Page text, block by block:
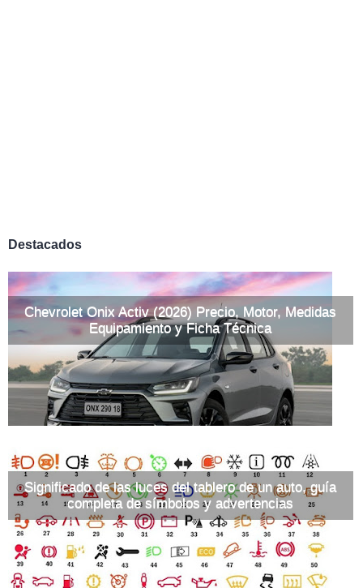
Destacados
Chevrolet Onix Activ (2026) Precio, Motor, Medidas
Equipamiento y Ficha Técnica
Significado de las luces del tablero de un auto, guía
completa de símbolos y advertencias